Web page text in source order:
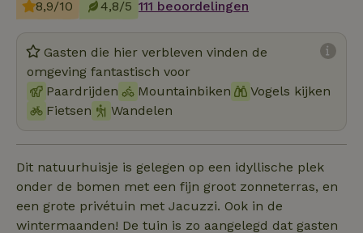
8,9/10 4,8/5 111 beoordelingen
Gasten die hier verbleven vinden de
omgeving fantastisch voor
Paardrijden
Mountainbiken
Vogels kijken
Fietsen
Wandelen
Dit natuurhuisje is gelegen op een idyllische plek
onder de bomen met een fijn groot zonneterras, en
een grote privétuin met Jacuzzi. Ook in de
wintermaanden! De tuin is zo aangelegd dat gasten